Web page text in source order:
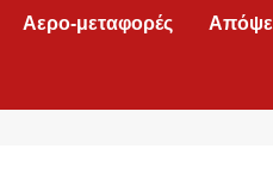
Αερο-μεταφορές